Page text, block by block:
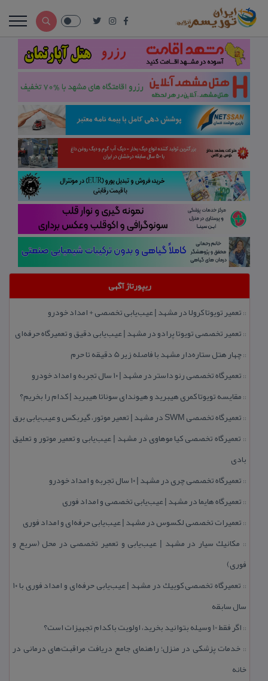
ریپورتاژ آگهی
:: تعمیر تویوتا كرولا در مشهد | عیب‌یابی تخصصی + امداد خودرو
:: تعمیر تخصصی تویوتا پرادو در مشهد | عیب‌یابی دقیق و تعمیرگاه حرفه‌ای
::چهار هتل‌ ستاره‌دار مشهد با فاصله زیر 5 دقیقه تا حرم
:: تعمیرگاه تخصصی رنو داستر در مشهد | ۱۰ سال تجربه و امداد خودرو
:: مقایسه تویوتا كمری هیبرید و هیوندای سوناتا هیبرید | كدام را بخریم؟
:: تعمیرگاه تخصصی SWM در مشهد | تعمیر موتور، گیربكس و عیب‌یابی برق
:: تعمیرگاه تخصصی كیا موهاوی در مشهد | عیب‌یابی و تعمیر موتور و تعلیق
بادی
:: تعمیرگاه تخصصی چری در مشهد | ۱۰ سال تجربه و امداد خودرو
:: تعمیرگاه هایما در مشهد | عیب‌یابی تخصصی و امداد فوری
:: تعمیرات تخصصی لكسوس در مشهد | عیب‌یابی حرفه‌ای و امداد فوری
:: مكانیك سیار در مشهد | عیب‌یابی و تعمیر تخصصی در محل (سریع و
فوری)
::
تعمیرگاه تخصصی كوییك در مشهد | عیب‌یابی حرفه‌ای و امداد فوری با ۱۰
سال سابقه
:: اگر فقط 10 وسیله بتوانید بخرید، اولویت با كدام تجهیزات است؟
:: خدمات پزشكی در منزل؛ راهنمای جامع دریافت مراقبت‌های درمانی در
خانه